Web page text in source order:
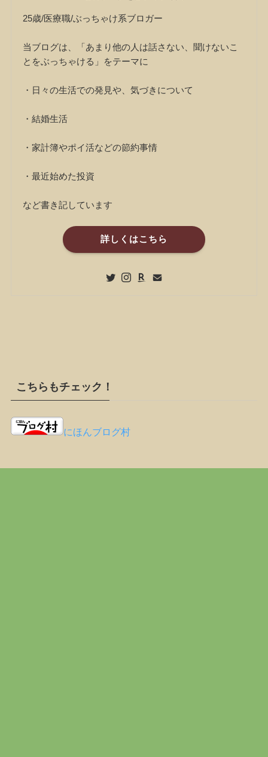
25歳/医療職/ぶっちゃけ系ブロガー
当ブログは、「あまり他の人は話さない、聞けないこ
とをぶっちゃける」をテーマに
・日々の生活での発見や、気づきについて
・結婚生活
・家計簿やポイ活などの節約事情
・最近始めた投資
など書き記しています
詳しくはこちら
こちらもチェック！
にほんブログ村